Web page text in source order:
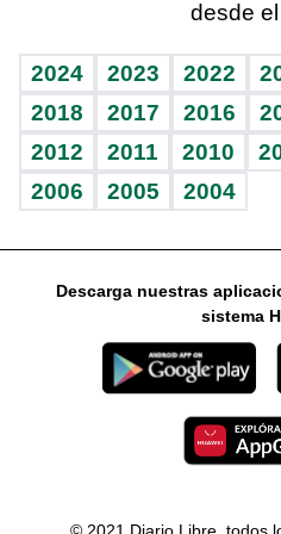
Vida y familia
Eñe
Celebrando la vida
Sin complejos
En pocas palabras
Escuchando al corazón
Economía Personal
Consulta Libre
BRV
TBT Deportivo
Ágora
Guía del dinero
Horóscopos
desde
2024 2023 2022
2018
2017 2016
2012
2011 2010
2006
2005 2004
Descarga nuestras
sistema